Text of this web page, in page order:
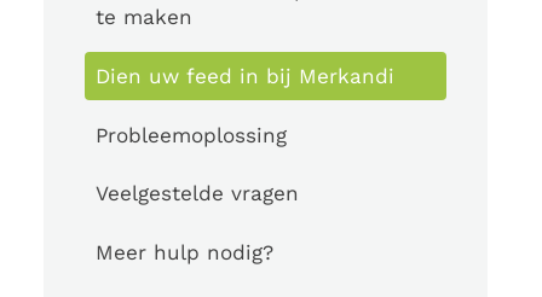
te maken
Dien uw feed in bij Merkandi
Probleemoplossing
Veelgestelde vragen
Meer hulp nodig?